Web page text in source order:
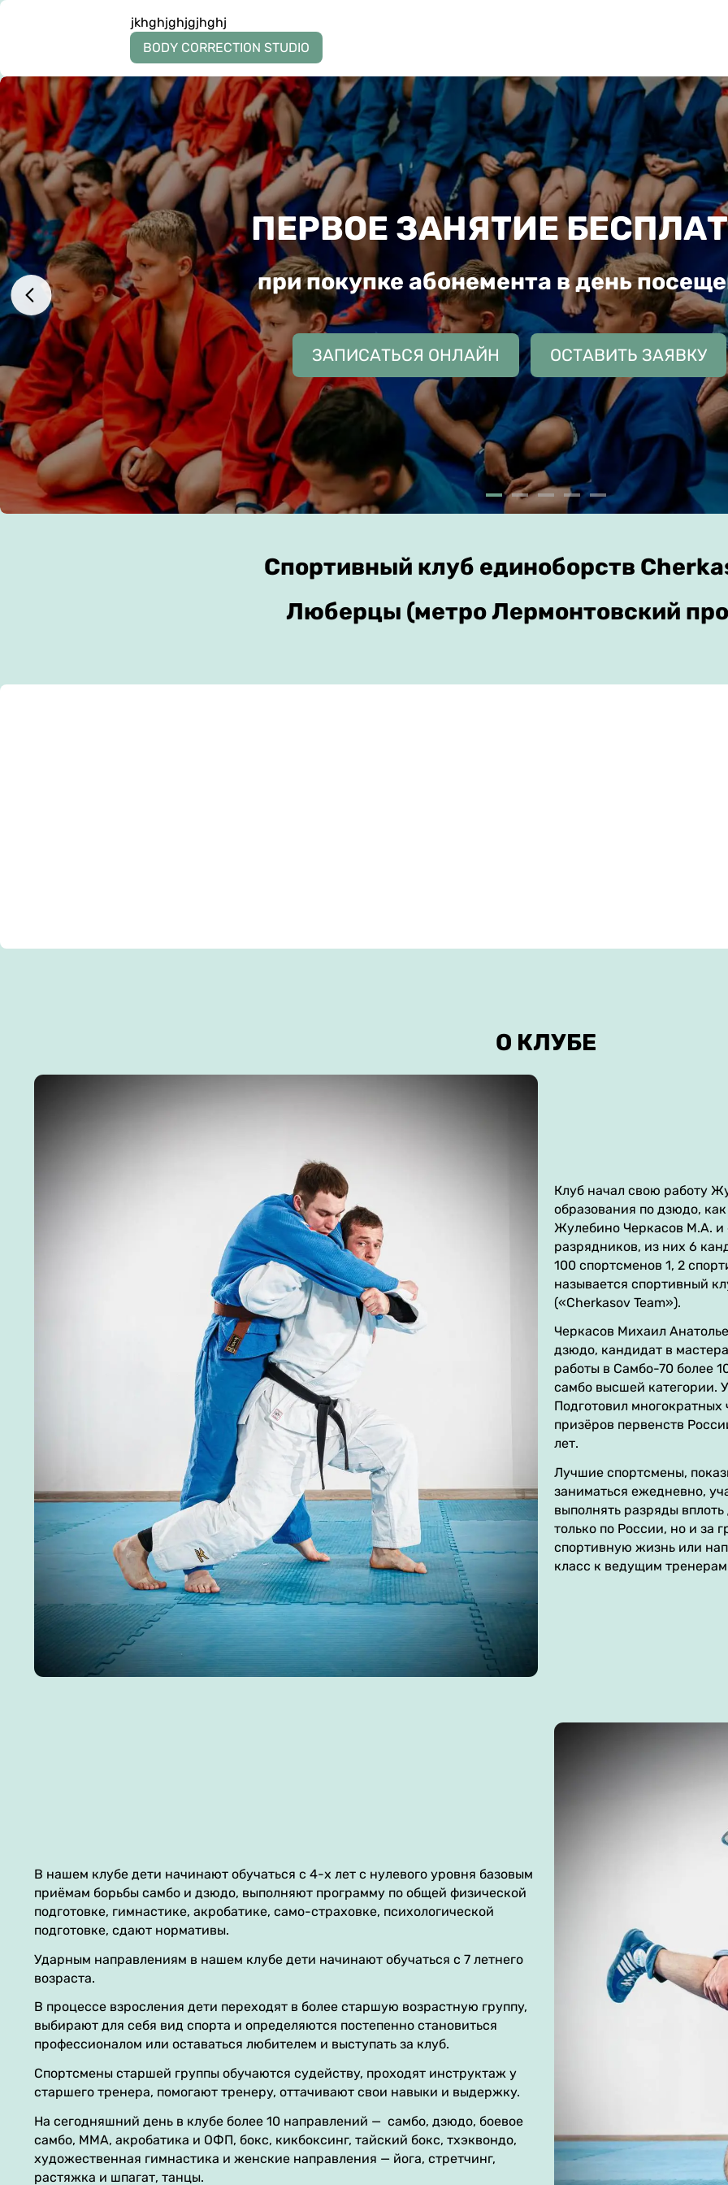
jkhghjghjgjhghj
BODY CORRECTION STUDIO
ПЕРВОЕ ЗАНЯТИЕ
при покупке абонемента в день
ЗАПИСАТЬСЯ ОНЛАЙН ОСТАВИТЬ ЗАЯВКУ
Спортивный клуб единоборств
Люберцы (метро Лермонтовский
О КЛУБЕ
Клуб начал свою работу
образования по дзюдо,
Жулебино Черкасов М.А. и
разрядников, из них 6
100 спортсменов 1, 2
называется спортивный
(«Cherkasov Team»).
Черкасов Михаил
дзюдо, кандидат в
работы в Самбо-70 более
самбо высшей категории.
Подготовил
призёров первенств
лет.
Лучшие спортсмены,
заниматься ежедневно,
выполнять разряды
только по России, но и за
спортивную жизнь или
класс к ведущим
В нашем клубе дети начинают обучаться с 4-х лет с нулевого уровня базовым
приёмам борьбы самбо и дзюдо, выполняют программу по общей физической
подготовке, гимнастике, акробатике, само-страховке, психологической
подготовке, сдают нормативы.
Ударным направлениям в нашем клубе дети начинают обучаться с 7 летнего
возраста.
В процессе взросления дети переходят в более старшую возрастную группу,
выбирают для себя вид спорта и определяются постепенно становиться
профессионалом или оставаться любителем и выступать за клуб.
Спортсмены старшей группы обучаются судейству, проходят инструктаж у
старшего тренера, помогают тренеру, оттачивают свои навыки и выдержку.
На сегодняшний день в клубе более 10 направлений — самбо, дзюдо, боевое
самбо, ММА, акробатика и ОФП, бокс, кикбоксинг, тайский бокс, тхэквондо,
художественная гимнастика и женские направления — йога, стретчинг,
растяжка и шпагат, танцы.